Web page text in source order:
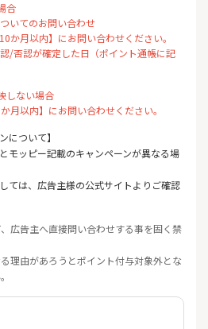
合
いてのお問い合わせ
月以内】にお問い合わせください。
認が確定した日（ポイント通帳に記
しない場合
以内】にお問い合わせください。
について】
モッピー記載のキャンペーンが異なる場
ては、広告主様の公式サイトよりご確認
広告主へ直接問い合わせする事を固く禁
理由があろうとポイント付与対象外とな